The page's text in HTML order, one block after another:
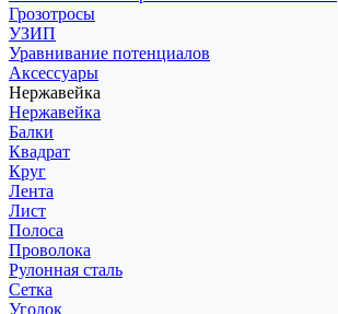
Грозотросы
УЗИП
Уравнивание потенциалов
Аксессуары
Нержавейка
Нержавейка
Балки
Квадрат
Круг
Лента
Лист
Полоса
Проволока
Рулонная сталь
Сетка
Уголок